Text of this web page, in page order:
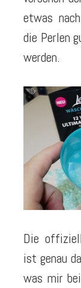
etwas
die Perlen
werden.
Die
ist genau
was mir